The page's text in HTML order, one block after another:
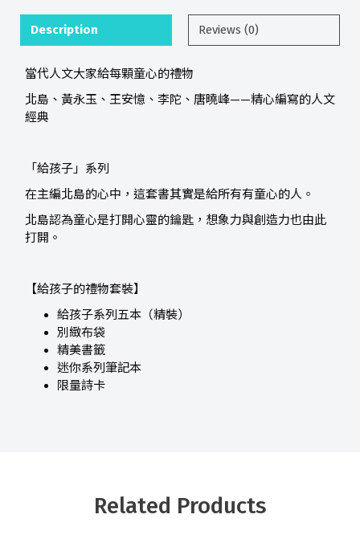
Description Reviews (0)
當代人文大家給每顆童心的禮物
北島、黃永玉、王安憶、李陀、唐曉峰——精心編寫的人文
經典
「給孩子」系列
在主編北島的心中，這套書其實是給所有有童心的人。
北島認為童心是打開心靈的鑰匙，想象力與創造力也由此
打開。
【給孩子的禮物套裝】
給孩子系列五本（精裝）
別緻布袋
精美書籤
迷你系列筆記本
限量詩卡
Related Products